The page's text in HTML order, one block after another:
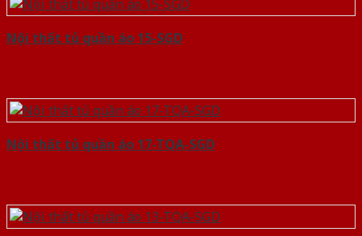
Nội thất tủ quần áo 15-SGD
Nội thất tủ quần áo 17-TQA-SGD